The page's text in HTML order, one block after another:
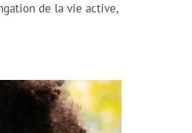
de la vie active,